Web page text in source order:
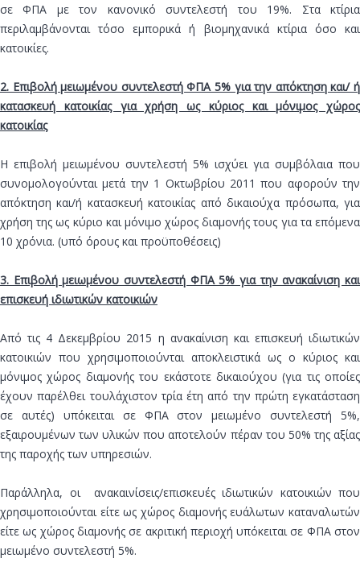
σε ΦΠΑ με τον κανονικό συντελεστή του 19%. Στα κτίρια
περιλαμβάνονται τόσο εμπορικά ή βιομηχανικά κτίρια όσο και
κατοικίες.
2. Επιβολή μειωμένου συντελεστή ΦΠΑ 5% για την απόκτηση και/ ή
κατασκευή κατοικίας για χρήση ως κύριος και μόνιμος χώρος
κατοικίας
Η επιβολή μειωμένου συντελεστή 5% ισχύει για συμβόλαια που
συνομολογούνται μετά την 1 Οκτωβρίου 2011 που αφορούν την
απόκτηση και/ή κατασκευή κατοικίας από δικαιούχα πρόσωπα, για
χρήση της ως κύριο και μόνιμο χώρος διαμονής τους για τα επόμενα
10 χρόνια. (υπό όρους και προϋποθέσεις)
3. Επιβολή μειωμένου συντελεστή ΦΠΑ 5% για την ανακαίνιση και
επισκευή ιδιωτικών κατοικιών
Από τις 4 Δεκεμβρίου 2015 η ανακαίνιση και επισκευή ιδιωτικών
κατοικιών που χρησιμοποιούνται αποκλειστικά ως ο κύριος και
μόνιμος χώρος διαμονής του εκάστοτε δικαιούχου (για τις οποίες
έχουν παρέλθει τουλάχιστον τρία έτη από την πρώτη εγκατάσταση
σε αυτές) υπόκειται σε ΦΠΑ στον μειωμένο συντελεστή 5%,
εξαιρουμένων των υλικών που αποτελούν πέραν του 50% της αξίας
της παροχής των υπηρεσιών.
Παράλληλα, οι ανακαινίσεις/επισκευές ιδιωτικών κατοικιών που
χρησιμοποιούνται είτε ως χώρος διαμονής ευάλωτων καταναλωτών
είτε ως χώρος διαμονής σε ακριτική περιοχή υπόκειται σε ΦΠΑ στον
μειωμένο συντελεστή 5%.